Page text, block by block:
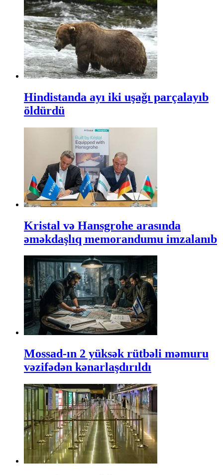
Hindistanda ayı iki uşağı parçalayıb
öldürdü
Kristal və Hansgrohe arasında
əməkdaşlıq memorandumu imzalanıb
Mossad-ın 2 yüksək rütbəli məmuru
vəzifədən kənarlaşdırıldı